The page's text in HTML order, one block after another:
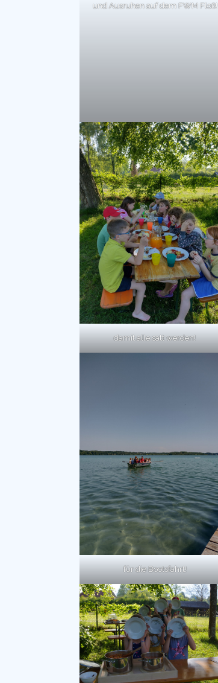
und Ausruhen auf dem FWM Floß!
damit alle satt werden!
für die Bootsfahrt!